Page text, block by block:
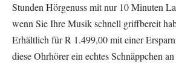
Stunden Hörgenuss mit nur 10 Minuten
wenn Sie Ihre Musik schnell griffbereit
Erhältlich für R 1.499,00 mit einer
diese Ohrhörer ein echtes Schnäppchen